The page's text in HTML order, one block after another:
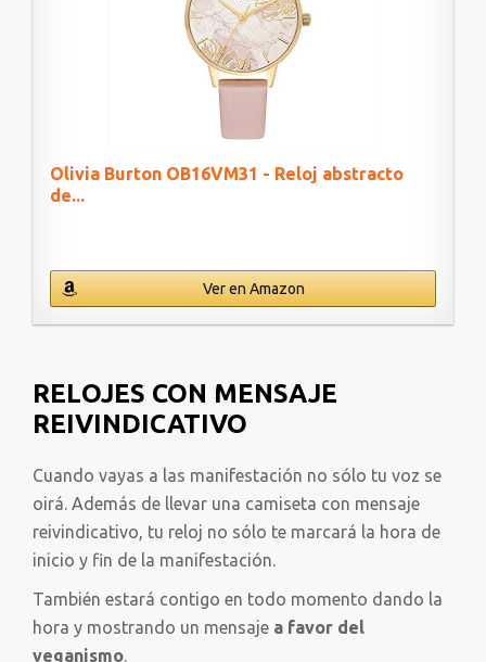
Olivia Burton OB16VM31 - Reloj abstracto
de...
Ver en Amazon
RELOJES CON MENSAJE
REIVINDICATIVO
Cuando vayas a las manifestación no sólo tu voz se
oirá. Además de llevar una camiseta con mensaje
reivindicativo, tu reloj no sólo te marcará la hora de
inicio y fin de la manifestación.
También estará contigo en todo momento dando la
hora y mostrando un mensaje a favor del
veganismo.